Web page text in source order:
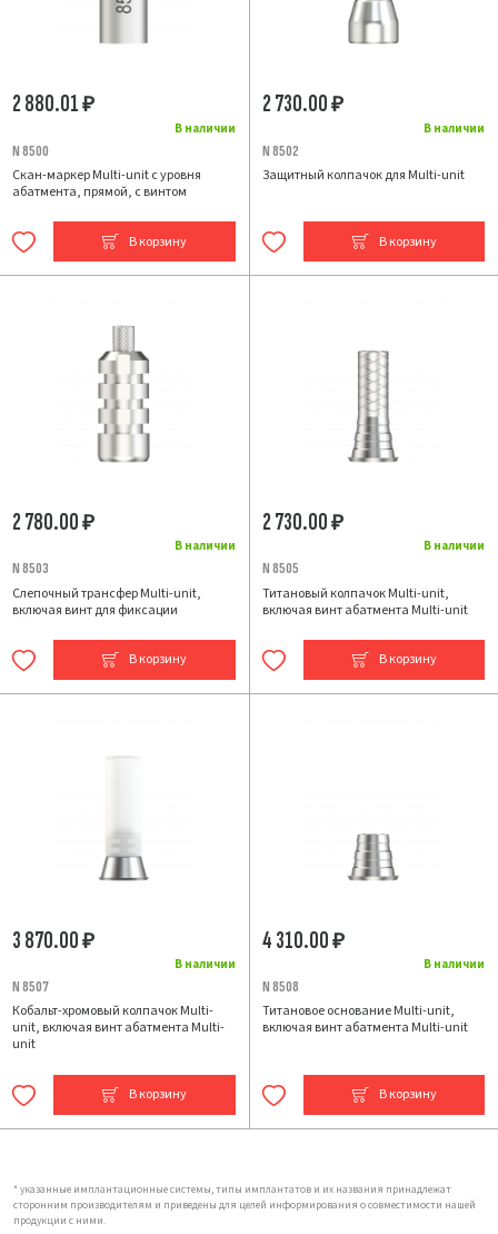
В наличии
2 880.01₽
N 8500
Скан-маркер Multi-unit с уровня
абатмента, прямой, с винтом
В корзину
В наличии
2 730.00₽
N 8502
Защитный колпачок для Multi-unit
В корзину
В наличии
2 780.00₽
N 8503
Слепочный трансфер Multi-unit,
включая винт для фиксации
В корзину
В наличии
2 730.00₽
N 8505
Титановый колпачок Multi-unit,
включая винт абатмента Multi-unit
В корзину
В наличии
3 870.00₽
N 8507
Кобальт-хромовый колпачок Multi-
unit, включая винт абатмента Multi-
unit
В корзину
В наличии
4 310.00₽
N 8508
Титановое основание Multi-unit,
включая винт абатмента Multi-unit
В корзину
* указанные имплантационные системы, типы имплантатов и их названия принадлежат
сторонним производителям и приведены для целей информирования о совместимости нашей
продукции с ними.